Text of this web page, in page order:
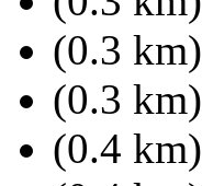
(0.3 km)
(0.3 km)
(0.4 km)